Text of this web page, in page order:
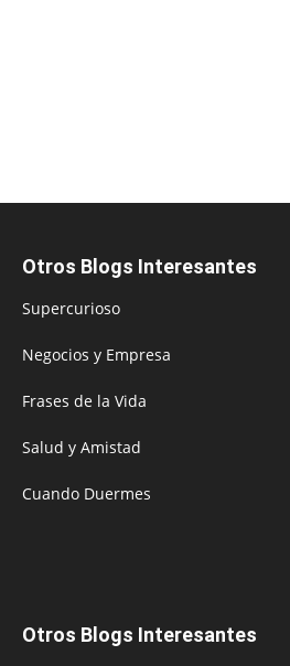
Otros Blogs Interesantes
Supercurioso
Negocios y Empresa
Frases de la Vida
Salud y Amistad
Cuando Duermes
Otros Blogs Interesantes